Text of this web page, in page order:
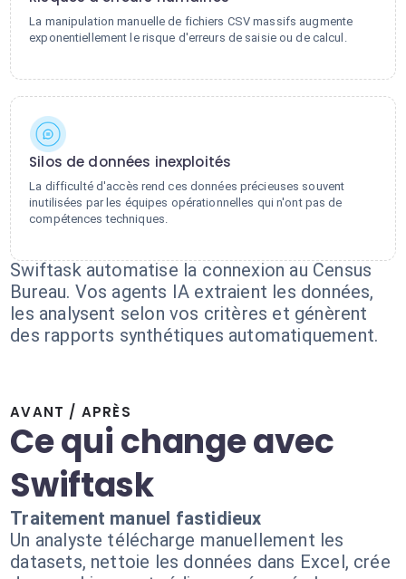
La manipulation manuelle de fichiers CSV massifs augmente
exponentiellement le risque d'erreurs de saisie ou de calcul.
Silos de données inexploités
La difficulté d'accès rend ces données précieuses souvent
inutilisées par les équipes opérationnelles qui n'ont pas de
compétences techniques.
Swiftask automatise la connexion au Census
Bureau. Vos agents IA extraient les données,
les analysent selon vos critères et génèrent
des rapports synthétiques automatiquement.
AVANT / APRÈS
Ce qui change avec
Swiftask
Traitement manuel fastidieux
Un analyste télécharge manuellement les
datasets, nettoie les données dans Excel, crée